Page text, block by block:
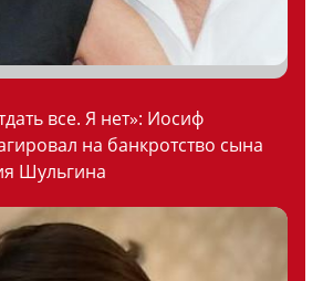
все. Я нет»: Иосиф
на банкротство сына
Шульгина